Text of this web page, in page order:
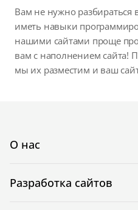
Вам не нужно разбираться
иметь навыки
нашими сайтами проще
вам с наполнением сайта!
мы их разместим и ваш
О нас
Разработка сайтов